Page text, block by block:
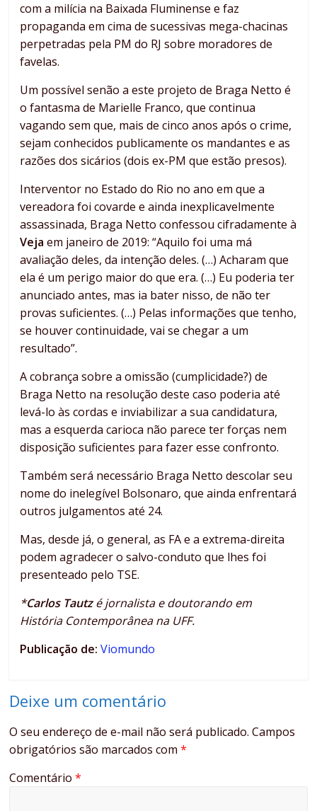
com a milícia na Baixada Fluminense e faz
propaganda em cima de sucessivas mega-chacinas
perpetradas pela PM do RJ sobre moradores de
favelas.
Um possível senão a este projeto de Braga Netto é
o fantasma de Marielle Franco, que continua
vagando sem que, mais de cinco anos após o crime,
sejam conhecidos publicamente os mandantes e as
razões dos sicários (dois ex-PM que estão presos).
Interventor no Estado do Rio no ano em que a
vereadora foi covarde e ainda inexplicavelmente
assassinada, Braga Netto confessou cifradamente à
Veja em janeiro de 2019: “Aquilo foi uma má
avaliação deles, da intenção deles. (…) Acharam que
ela é um perigo maior do que era. (…) Eu poderia ter
anunciado antes, mas ia bater nisso, de não ter
provas suficientes. (…) Pelas informações que tenho,
se houver continuidade, vai se chegar a um
resultado”.
A cobrança sobre a omissão (cumplicidade?) de
Braga Netto na resolução deste caso poderia até
levá-lo às cordas e inviabilizar a sua candidatura,
mas a esquerda carioca não parece ter forças nem
disposição suficientes para fazer esse confronto.
Também será necessário Braga Netto descolar seu
nome do inelegível Bolsonaro, que ainda enfrentará
outros julgamentos até 24.
Mas, desde já, o general, as FA e a extrema-direita
podem agradecer o salvo-conduto que lhes foi
presenteado pelo TSE.
*Carlos Tautzé jornalista e doutorando em
História Contemporânea na UFF.
Publicação de:Viomundo
Deixe um comentário
O seu endereço de e-mail não será publicado. Campos
obrigatórios são marcados com*
Comentário*